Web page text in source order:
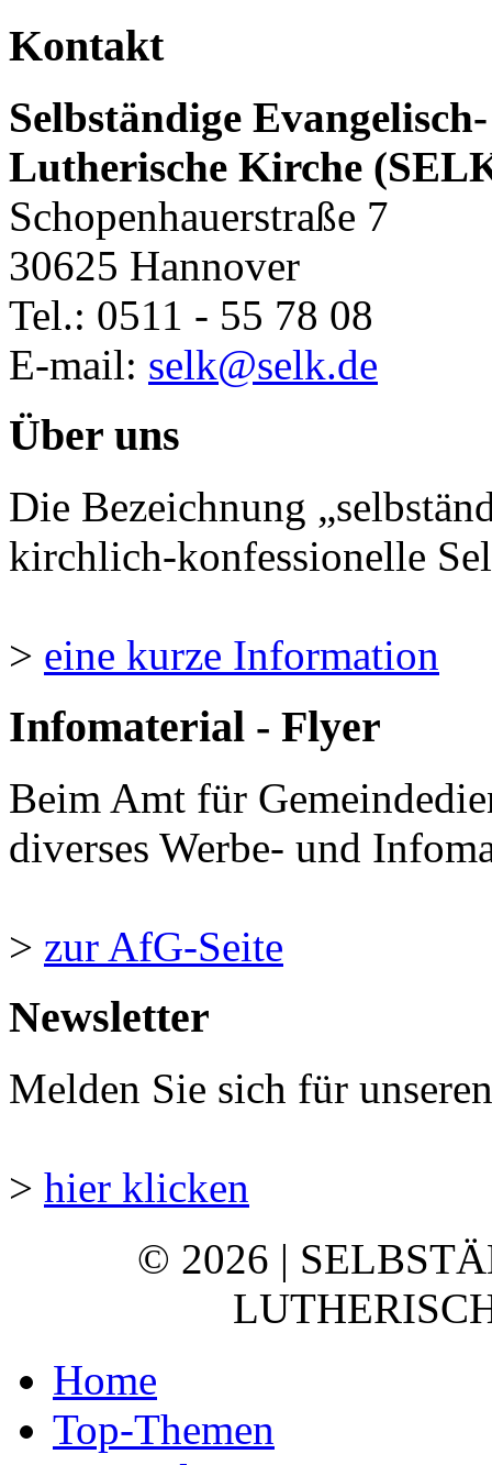
Kontakt
Selbständige Evangelisch-
Lutherische Kirche
Schopenhauerstraße 7
30625 Hannover
Tel.: 0511 - 55 78 08
E-mail: selk@selk.de
Über uns
Die Bezeichnung
kirchlich-konfessionelle
> eine kurze Information
Infomaterial - Flyer
Beim Amt für
diverses Werbe- und
> zur AfG-Seite
Newsletter
Melden Sie sich für
> hier klicken
© 2026 |
Home
Top-Themen